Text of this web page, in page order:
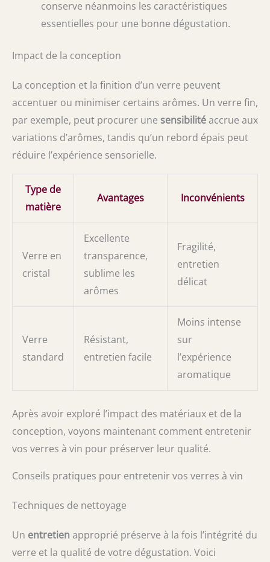
conserve néanmoins les caractéristiques
essentielles pour une bonne dégustation.
Impact de la conception
La conception et la finition d’un verre peuvent
accentuer ou minimiser certains arômes. Un verre fin,
par exemple, peut procurer une sensibilitéaccrue aux
variations d’arômes, tandis qu’un rebord épais peut
réduire l’expérience sensorielle.
Type de
matière
Avantages Inconvénients
Verre en
cristal
Excellente
transparence,
sublime les
arômes
Fragilité,
entretien
délicat
Verre
standard
Résistant,
entretien facile
Moins intense
sur
l’expérience
aromatique
Après avoir exploré l’impact des matériaux et de la
conception, voyons maintenant comment entretenir
vos verres à vin pour préserver leur qualité.
Conseils pratiques pour entretenir vos verres à vin
Techniques de nettoyage
Un entretien approprié préserve à la fois l’intégrité du
verre et la qualité de votre dégustation. Voici